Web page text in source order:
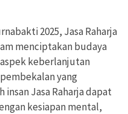
2025, Jasa Raharja
menciptakan budaya
keberlanjutan
yang
Jasa Raharja dapat
kesiapan mental,